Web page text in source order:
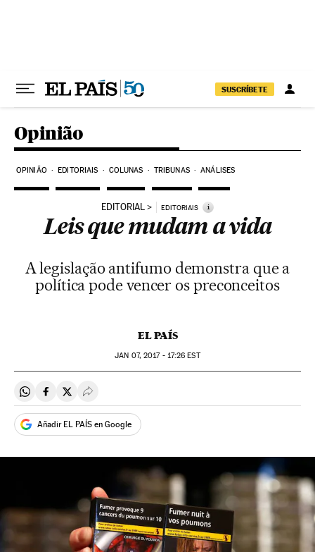
SUSCRÍBETE
Opinião
OPINIÃO EDITORIAIS COLUNAS TRIBUNAS ANÁLISES
EDITORIAL EDITORIAIS i
Leis que mudam a vida
A legislação antifumo demonstra que a
política pode vencer os preconceitos
EL PAÍS
JAN 07, 2017 - 17:26 EST
Compartir en Whatsapp
Compartir en Facebook
Compartir en Twitter
Desplegar Redes Sociales
Añadir EL PAÍS en Google